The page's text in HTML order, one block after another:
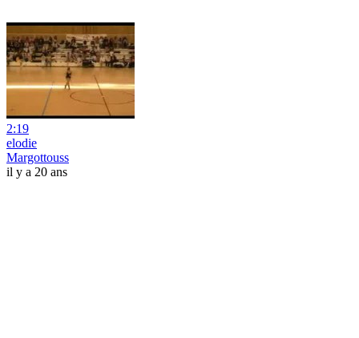
2:19
elodie
Margottouss
il y a 20 ans